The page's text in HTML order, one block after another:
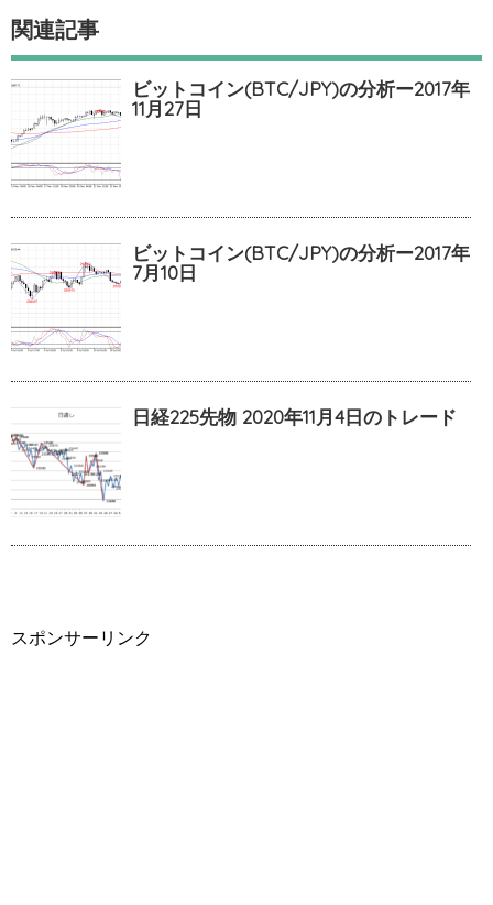
関連記事
ビットコイン(BTC/JPY)の分析ー2017年
11月27日
ビットコイン(BTC/JPY)の分析ー2017年
7月10日
日経225先物 2020年11月4日のトレード
スポンサーリンク